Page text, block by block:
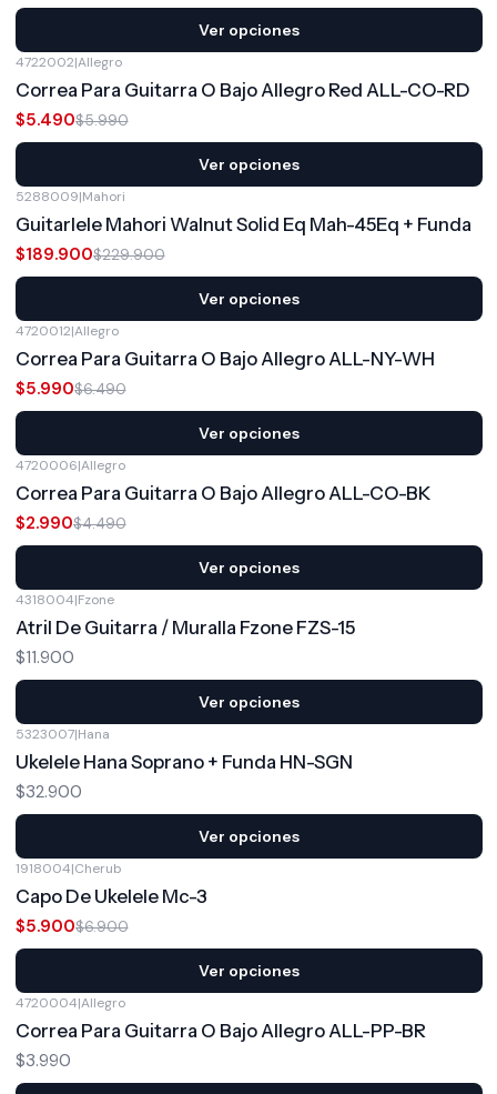
Ver opciones
4722002|Allegro
Correa Para Guitarra O Bajo Allegro Red ALL-CO-RD
$5.490$5.990
Ver opciones
5288009|Mahori
Guitarlele Mahori Walnut Solid Eq Mah-45Eq + Funda
$189.900$229.900
Ver opciones
4720012|Allegro
Correa Para Guitarra O Bajo Allegro ALL-NY-WH
$5.990$6.490
Ver opciones
4720006|Allegro
Correa Para Guitarra O Bajo Allegro ALL-CO-BK
$2.990$4.490
Ver opciones
4318004|Fzone
Atril De Guitarra / Muralla Fzone FZS-15
$11.900
Ver opciones
5323007|Hana
Ukelele Hana Soprano + Funda HN-SGN
$32.900
Ver opciones
1918004|Cherub
Capo De Ukelele Mc-3
$5.900$6.900
Ver opciones
4720004|Allegro
Correa Para Guitarra O Bajo Allegro ALL-PP-BR
$3.990